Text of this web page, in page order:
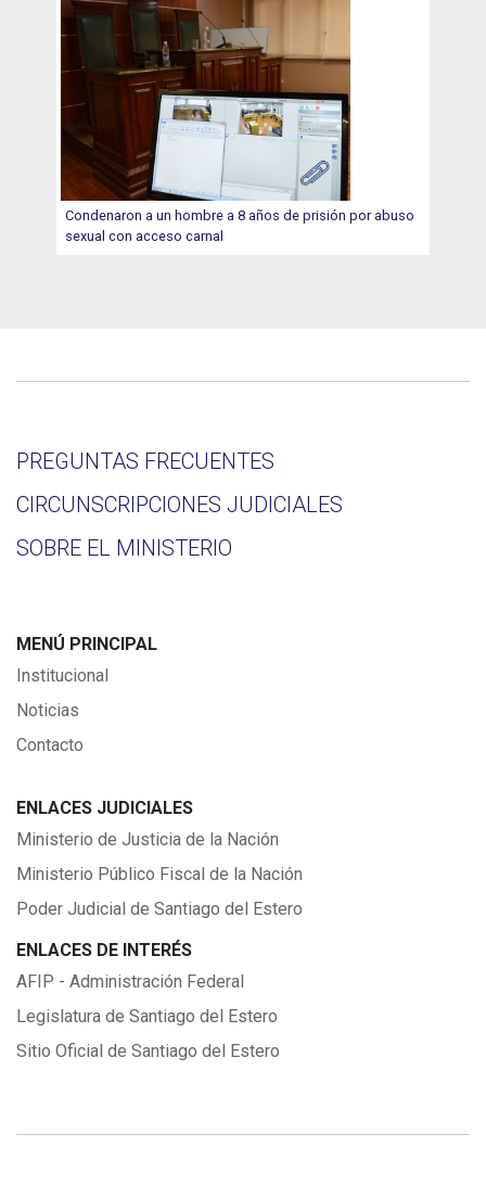
Condenaron a un hombre a 8 años de prisión por abuso
sexual con acceso carnal
PREGUNTAS FRECUENTES
CIRCUNSCRIPCIONES JUDICIALES
SOBRE EL MINISTERIO
MENÚ PRINCIPAL
Institucional
Noticias
Contacto
ENLACES JUDICIALES
Ministerio de Justicia de la Nación
Ministerio Público Fiscal de la Nación
Poder Judicial de Santiago del Estero
ENLACES DE INTERÉS
AFIP - Administración Federal
Legislatura de Santiago del Estero
Sitio Oficial de Santiago del Estero